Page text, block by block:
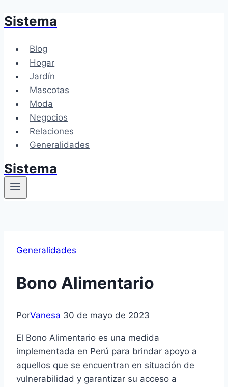
Saltar
contenido
Sistema
Blog
Hogar
Jardín
Mascotas
Moda
Negocios
Relaciones
Generalidades
Sistema
Generalidades
Bono Alimentario
PorVanesa 30 de mayo de 2023
El Bono Alimentario es una medida
implementada en Perú para brindar apoyo a
aquellos que se encuentran en situación de
vulnerabilidad y garantizar su acceso a